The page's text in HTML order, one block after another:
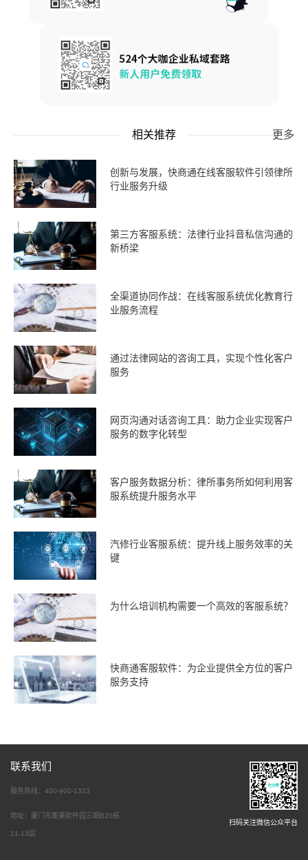
相关推荐 更多
创新与发展，快商通在线客服软件引领律所
行业服务升级
第三方客服系统：法律行业抖音私信沟通的
新桥梁
全渠道协同作战：在线客服系统优化教育行
业服务流程
通过法律网站的咨询工具，实现个性化客户
服务
网页沟通对话咨询工具：助力企业实现客户
服务的数字化转型
客户服务数据分析：律所事务所如何利用客
服系统提升服务水平
汽修行业客服系统：提升线上服务效率的关
键
为什么培训机构需要一个高效的客服系统？
快商通客服软件：为企业提供全方位的客户
服务支持
联系我们
服务热线：400-900-1323
地址：厦门市集美软件园三期B20栋
11-13层
扫码关注微信公众平台